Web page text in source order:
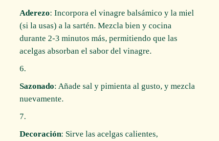
Aderezo: Incorpora el vinagre balsámico y la miel
(si la usas) a la sartén. Mezcla bien y cocina
durante 2-3 minutos más, permitiendo que las
acelgas absorban el sabor del vinagre.
Sazonado: Añade sal y pimienta al gusto, y mezcla
nuevamente.
Decoración: Sirve las acelgas calientes,